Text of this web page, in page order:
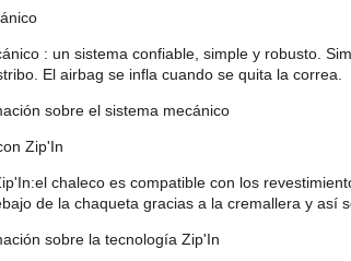
: un sistema confiable, simple y robusto.
El airbag se infla cuando se quita la correa.
sobre el sistema mecánico
Zip'In
chaleco es compatible con los
de la chaqueta gracias a la cremallera y así
sobre la tecnología Zip'In